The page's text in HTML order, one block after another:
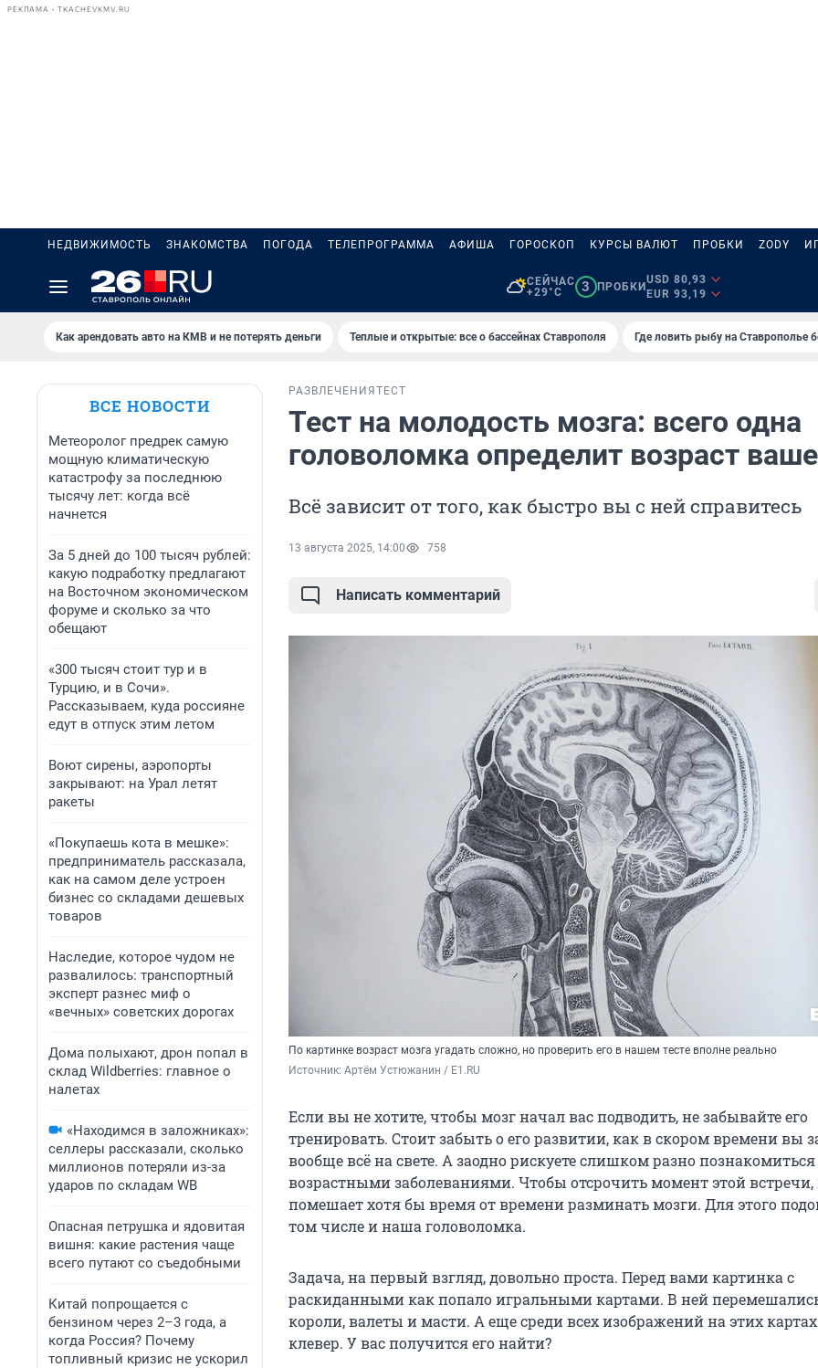
РЕКЛАМА • TKACHEVKMV.RU
НЕДВИЖИМОСТЬ ЗНАКОМСТВА ПОГОДА ТЕЛЕПРОГРАММА АФИША ГОРОСКОП КУРСЫ ВАЛЮТ ПРОБКИ ZODY
СЕЙЧАС
+29°C
3 ПРОБКИ
USD 80,93
EUR 93,19
Как арендовать авто на КМВ и не потерять деньги Теплые и открытые: все о бассейнах Ставрополя Где ловить рыбу на Ставрополье
ВСЕ НОВОСТИ
Метеоролог предрек самую
мощную климатическую
катастрофу за последнюю
тысячу лет: когда всё
начнется
За 5 дней до 100 тысяч рублей:
какую подработку предлагают
на Восточном экономическом
форуме и сколько за что
обещают
«300 тысяч стоит тур и в
Турцию, и в Сочи».
Рассказываем, куда россияне
едут в отпуск этим летом
Воют сирены, аэропорты
закрывают: на Урал летят
ракеты
«Покупаешь кота в мешке»:
предприниматель рассказала,
как на самом деле устроен
бизнес со складами дешевых
товаров
Наследие, которое чудом не
развалилось: транспортный
эксперт разнес миф о
«вечных» советских дорогах
Дома полыхают, дрон попал в
склад Wildberries: главное о
налетах
«Находимся в заложниках»:
селлеры рассказали, сколько
миллионов потеряли из-за
ударов по складам WB
Опасная петрушка и ядовитая
вишня: какие растения чаще
всего путают со съедобными
Китай попрощается с
бензином через 2–3 года, а
когда Россия? Почему
топливный кризис не ускорил
РАЗВЛЕЧЕНИЯ ТЕСТ
Тест на молодость мозга: всего одна
головоломка определит возраст
Всё зависит от того, как быстро вы с ней справитесь
13 августа 2025, 14:00 758
Написать комментарий
По картинке возраст мозга угадать сложно, но проверить его в нашем тесте вполне реально
Источник: Артём Устюжанин / E1.RU
Если вы не хотите, чтобы мозг начал вас подводить, не забывайте его
тренировать. Стоит забыть о его развитии, как в скором времени вы
вообще всё на свете. А заодно рискуете слишком разно познакомиться
возрастными заболеваниями. Чтобы отсрочить момент этой встречи,
помешает хотя бы время от времени разминать мозги. Для этого
том числе и наша головоломка.
Задача, на первый взгляд, довольно проста. Перед вами картинка с
раскиданными как попало игральными картами. В ней
короли, валеты и масти. А еще среди всех изображений на этих картах
клевер. У вас получится его найти?